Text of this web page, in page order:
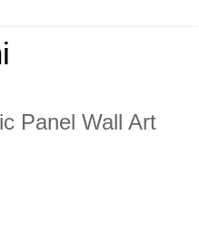
Panel Wall Art